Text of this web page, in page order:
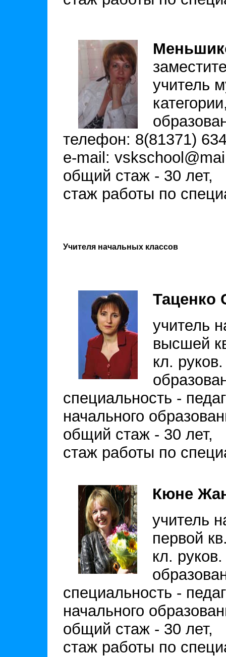
учитель
телефон: 8(81371)
e-mail:
общий стаж - 30 лет,
стаж работы по
Учителя начальных классов
Таценко
учитель
высшей
кл.
специальность -
начального
общий стаж - 30 лет,
стаж работы по
Кюне
учитель
первой
кл.
специальность -
начального
общий стаж - 30 лет,
стаж работы по